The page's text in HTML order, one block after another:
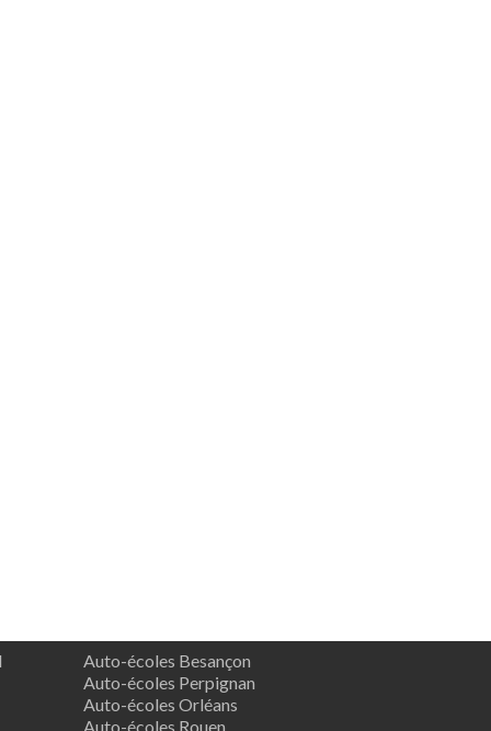
Auto-écoles Besançon
Auto-écoles Perpignan
Auto-écoles Orléans
Auto-écoles Rouen